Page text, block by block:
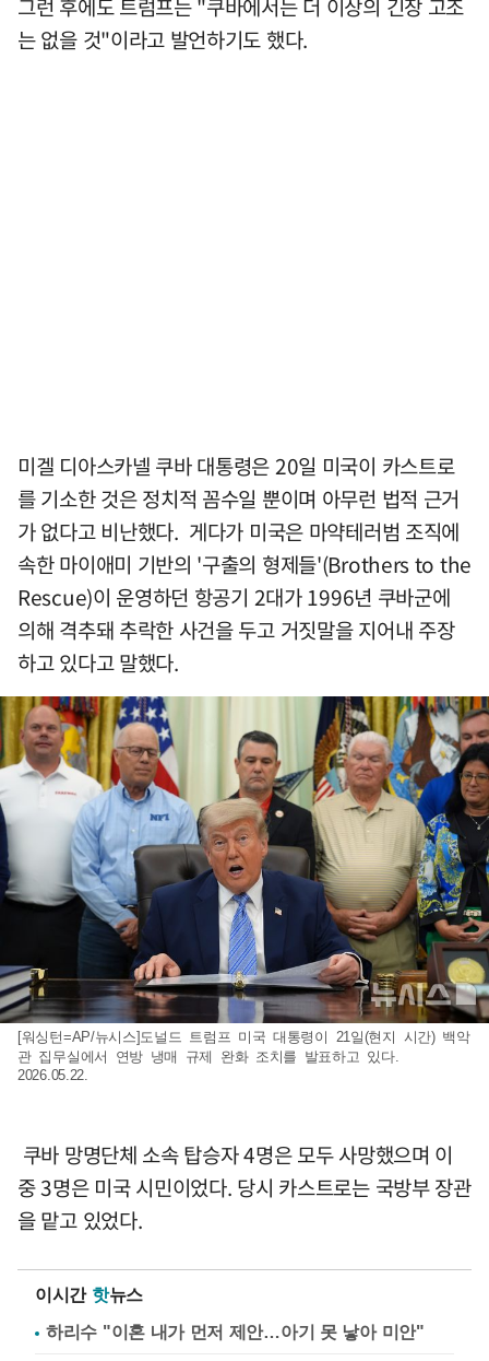
그런 후에도 트럼프는 "쿠바에서는 더 이상의 긴장 고조
는 없을 것"이라고 발언하기도 했다.
미겔 디아스카넬 쿠바 대통령은 20일 미국이 카스트로
를 기소한 것은 정치적 꼼수일 뿐이며 아무런 법적 근거
가 없다고 비난했다. 게다가 미국은 마약테러범 조직에
속한 마이애미 기반의 '구출의 형제들'(Brothers to the
Rescue)이 운영하던 항공기 2대가 1996년 쿠바군에
의해 격추돼 추락한 사건을 두고 거짓말을 지어내 주장
하고 있다고 말했다.
[워싱턴=AP/뉴시스]도널드 트럼프 미국 대통령이 21일(현지 시간) 백악
관 집무실에서 연방 냉매 규제 완화 조치를 발표하고 있다.
2026.05.22.
쿠바 망명단체 소속 탑승자 4명은 모두 사망했으며 이
중 3명은 미국 시민이었다. 당시 카스트로는 국방부 장관
을 맡고 있었다.
이시간 핫뉴스
하리수 "이혼 내가 먼저 제안…아기 못 낳아 미안"